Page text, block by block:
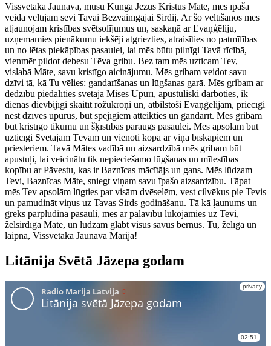
Vissvētākā Jaunava, mūsu Kunga Jēzus Kristus Māte, mēs īpašā
veidā veltījam sevi Tavai Bezvainīgajai Sirdij. Ar šo veltīšanos mēs
atjaunojam kristības svētsolījumus un, saskaņā ar Evaņģēliju,
uzņemamies pienākumu iekšēji atgriezties, atraisīties no patmīlības
un no lētas piekāpības pasaulei, lai mēs būtu pilnīgi Tavā rīcībā,
vienmēr pildot debesu Tēva gribu. Bez tam mēs uzticam Tev,
vislabā Māte, savu kristīgo aicinājumu. Mēs gribam veidot savu
dzīvi tā, kā Tu vēlies: gandarīšanas un lūgšanas garā. Mēs gribam ar
dedzību piedalīties svētajā Mises Upurī, apustuliski darboties, ik
dienas dievbijīgi skaitīt rožukroņi un, atbilstoši Evaņģēlijam, priecīgi
nest dzīves upurus, būt spējīgiem atteikties un gandarīt. Mēs gribam
būt kristīgo tikumu un šķīstības paraugs pasaulei. Mēs apsolām būt
uzticīgi Svētajam Tēvam un vienoti kopā ar viņa bīskapiem un
priesteriem. Tavā Mātes vadībā un aizsardzībā mēs gribam būt
apustuļi, lai veicinātu tik nepieciešamo lūgšanas un mīlestības
kopību ar Pāvestu, kas ir Baznīcas mācītājs un gans. Mēs lūdzam
Tevi, Baznīcas Māte, sniegt viņam savu īpašo aizsardzību. Tāpat
mēs Tev apsolām lūgties par visām dvēselēm, vest cilvēkus pie Tevis
un pamudināt viņus uz Tavas Sirds godināšanu. Tā kā ļaunums un
grēks pārpludina pasauli, mēs ar paļāvību lūkojamies uz Tevi,
žēlsirdīgā Māte, un lūdzam glābt visus savus bērnus. Tu, žēlīgā un
laipnā, Vissvētākā Jaunava Marija!
Litānija Svētā Jāzepa godam